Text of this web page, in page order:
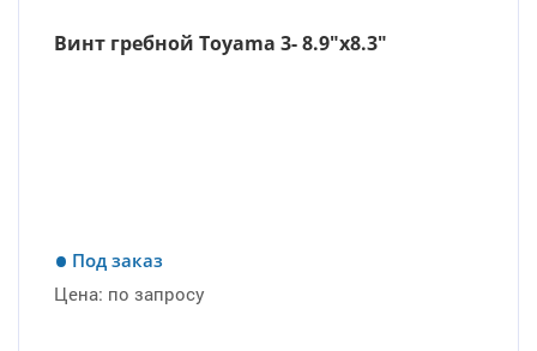
Винт гребной Toyama 3- 8.9″х8.3″
Под заказ
Цена: по запросу